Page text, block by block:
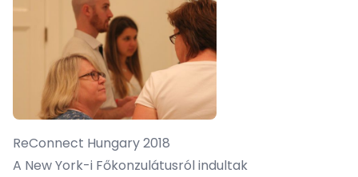
ReConnect Hungary 2018
A New York-i Főkonzulátusról indultak